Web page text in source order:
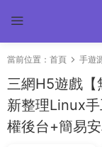
當前位置： 首頁 手遊
三網H5遊戲【
新整理Linux
權後台+簡易